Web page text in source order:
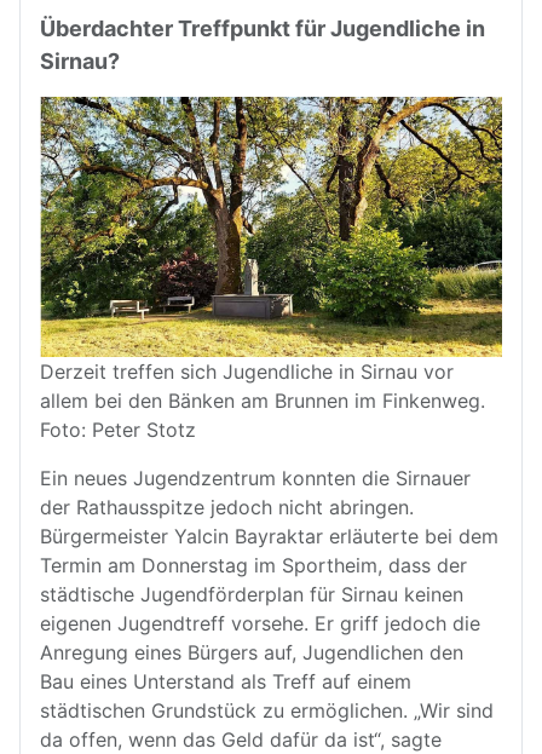
Überdachter Treffpunkt für Jugendliche in
Sirnau?
Derzeit treffen sich Jugendliche in Sirnau vor
allem bei den Bänken am Brunnen im Finkenweg.
Foto: Peter Stotz
Ein neues Jugendzentrum konnten die Sirnauer
der Rathausspitze jedoch nicht abringen.
Bürgermeister Yalcin Bayraktar erläuterte bei dem
Termin am Donnerstag im Sportheim, dass der
städtische Jugendförderplan für Sirnau keinen
eigenen Jugendtreff vorsehe. Er griff jedoch die
Anregung eines Bürgers auf, Jugendlichen den
Bau eines Unterstand als Treff auf einem
städtischen Grundstück zu ermöglichen. „Wir sind
da offen, wenn das Geld dafür da ist“, sagte